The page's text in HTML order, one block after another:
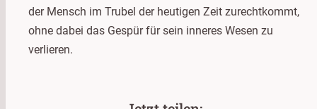
der Mensch im Trubel der heutigen Zeit zurechtkommt,
ohne dabei das Gespür für sein inneres Wesen zu
verlieren.